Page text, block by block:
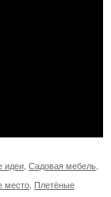
идеи Садовая мебель
место Плетёные